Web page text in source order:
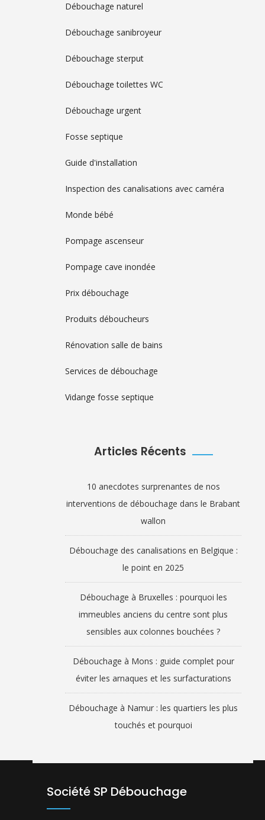
Débouchage naturel
Débouchage sanibroyeur
Débouchage sterput
Débouchage toilettes WC
Débouchage urgent
Fosse septique
Guide d'installation
Inspection des canalisations avec caméra
Monde bébé
Pompage ascenseur
Pompage cave inondée
Prix débouchage
Produits déboucheurs
Rénovation salle de bains
Services de débouchage
Vidange fosse septique
Articles Récents
10 anecdotes surprenantes de nos
interventions de débouchage dans le Brabant
wallon
Débouchage des canalisations en Belgique :
le point en 2025
Débouchage à Bruxelles : pourquoi les
immeubles anciens du centre sont plus
sensibles aux colonnes bouchées ?
Débouchage à Mons : guide complet pour
éviter les arnaques et les surfacturations
Débouchage à Namur : les quartiers les plus
touchés et pourquoi
Société SP Débouchage